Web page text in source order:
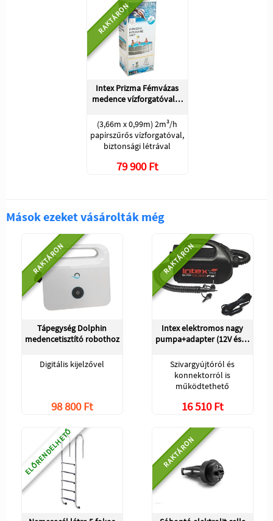
RAKTÁRON
Intex Prizma Fémvázas
medence vízforgatóval…
(3,66m x 0,99m) 2m³/h
papírszűrős vízforgatóval,
biztonsági létrával
79 900 Ft
Mások ezeket vásárolták még
RAKTÁRON
Tápegység Dolphin
medencetisztító robothoz
Digitális kijelzővel
98 800 Ft
RAKTÁRON
Intex elektromos nagy
pumpa+adapter (12V és…
Szivargyújtóról és
konnektorról is
működtethető
16 510 Ft
ELŐRENDELHETŐ RAKTÁRON